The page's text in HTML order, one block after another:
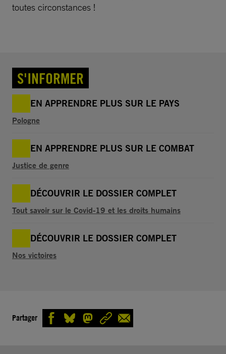
toutes circonstances !
S'INFORMER
EN APPRENDRE PLUS SUR LE PAYS
Pologne
EN APPRENDRE PLUS SUR LE COMBAT
Justice de genre
DÉCOUVRIR LE DOSSIER COMPLET
Tout savoir sur le Covid-19 et les droits humains
DÉCOUVRIR LE DOSSIER COMPLET
Nos victoires
Partager